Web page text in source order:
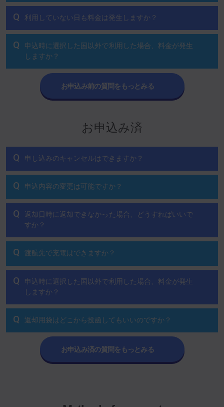
Q 利用していない日も料金は発生しますか？
Q
申込時に選択した国以外で利用した場合、料金が発生
しますか？
お申込み前の質問をもっとみる
お申込み済
Q 申し込みのキャンセルはできますか？
Q 申込内容の変更は可能ですか？
Q
返却日時に返却できなかった場合、どうすればいいで
すか？
Q 渡航先で充電はできますか？
Q
申込時に選択した国以外で利用した場合、料金が発生
しますか？
Q 返却用袋はどこから投函してもいいのですか？
お申込み済の質問をもっとみる